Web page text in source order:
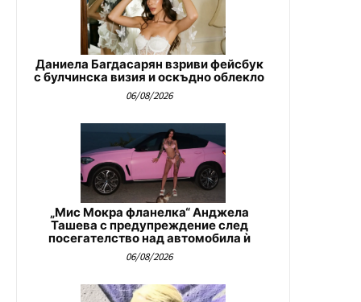
Даниела Багдасарян взриви фейсбук
с булчинска визия и оскъдно облекло
06/08/2026
„Мис Мокра фланелка“ Анджела
Ташева с предупреждение след
посегателство над автомобила ѝ
06/08/2026